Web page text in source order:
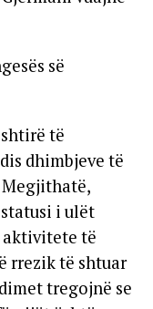
së
të
dhimbjeve të
i ulët
aktivitete të
rrezik të shtuar
tregojnë se